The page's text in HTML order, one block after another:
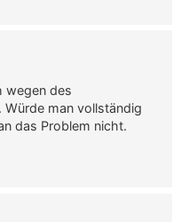
wegen des
Würde man vollständig
das Problem nicht.